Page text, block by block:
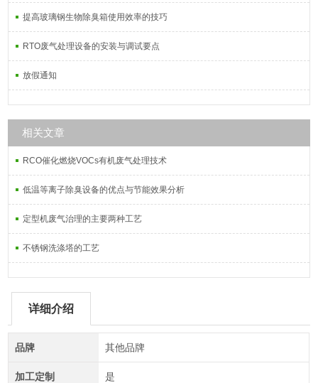
提高玻璃钢生物除臭箱使用效率的技巧
RTO废气处理设备的安装与调试要点
放假通知
相关文章
RCO催化燃烧VOCs有机废气处理技术
低温等离子除臭设备的优点与节能效果分析
定型机废气治理的主要两种工艺
不锈钢洗涤塔的工艺
详细介绍
品牌 其他品牌
加工定制 是